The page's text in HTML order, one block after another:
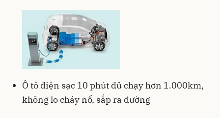
Ô tô điện sạc 10 phút đủ chạy hơn 1.000km,
không lo cháy nổ, sắp ra đường